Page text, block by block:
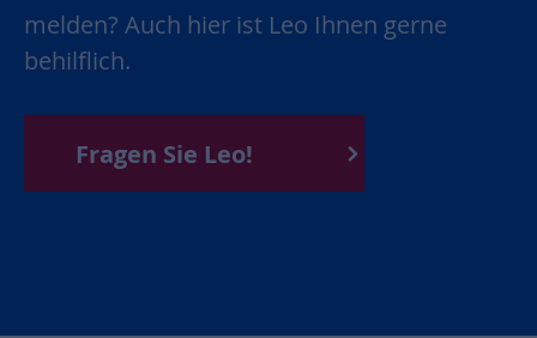
melden? Auch hier ist Leo Ihnen gerne
behilflich.
Fragen Sie Leo!